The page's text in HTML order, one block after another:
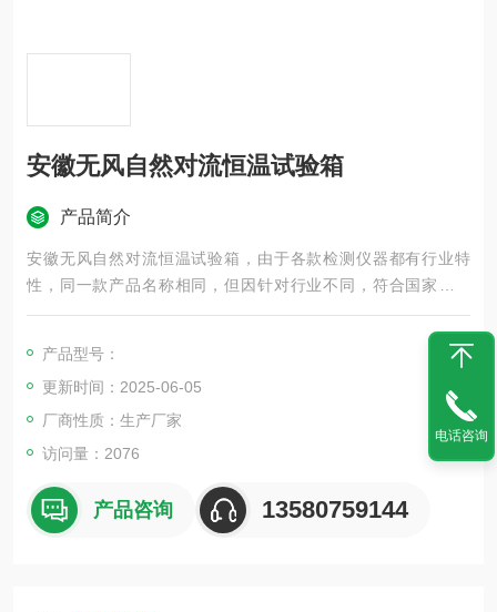
安徽无风自然对流恒温试验箱
产品简介
安徽无风自然对流恒温试验箱，由于各款检测仪器都有行业特
性，同一款产品名称相同，但因针对行业不同，符合国家、国
家、行业执行标准也不一样，仪器设备应根据客户使用的要求确
产品型号：
更新时间：2025-06-05
厂商性质：生产厂家
访问量：2076
产品咨询 13580759144
电话咨询